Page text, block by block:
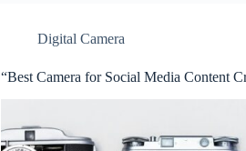
Digital Camera
“Best Camera for Social Media Content